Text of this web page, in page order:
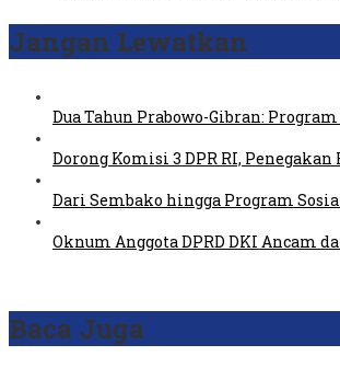
Jangan Lewatkan
Dua Tahun Prabowo-Gibran:
Dorong Komisi 3 DPR RI,
Dari Sembako hingga Program
Oknum Anggota DPRD DKI Ancam
Baca Juga